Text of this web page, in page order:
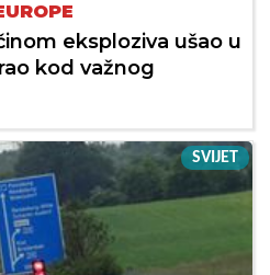
eksploziva ušao u
kod važnog
SVIJET